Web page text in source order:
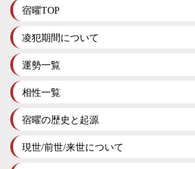
宿曜TOP
凌犯期間について
運勢一覧
相性一覧
宿曜の歴史と起源
現世/前世/来世について